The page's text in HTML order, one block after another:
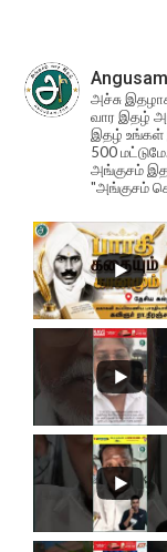
அச்சு
வார இதழ்
இதழ் உங்கள்
500
அங்குசம்
"அங்குசம்